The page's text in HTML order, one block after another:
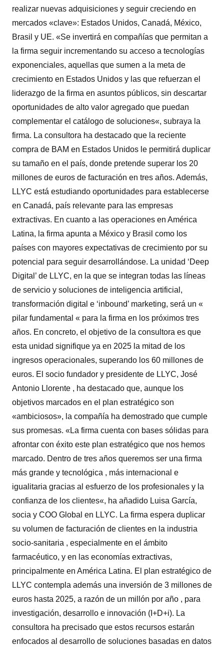
realizar nuevas adquisiciones y seguir creciendo en
mercados «clave»: Estados Unidos, Canadá, México,
Brasil y UE. «Se invertirá en compañías que permitan a
la firma seguir incrementando su acceso a tecnologías
exponenciales, aquellas que sumen a la meta de
crecimiento en Estados Unidos y las que refuerzan el
liderazgo de la firma en asuntos públicos, sin descartar
oportunidades de alto valor agregado que puedan
complementar el catálogo de soluciones«, subraya la
firma. La consultora ha destacado que la reciente
compra de BAM en Estados Unidos le permitirá duplicar
su tamaño en el país, donde pretende superar los 20
millones de euros de facturación en tres años. Además,
LLYC está estudiando oportunidades para establecerse
en Canadá, país relevante para las empresas
extractivas. En cuanto a las operaciones en América
Latina, la firma apunta a México y Brasil como los
países con mayores expectativas de crecimiento por su
potencial para seguir desarrollándose. La unidad ‘Deep
Digital’ de LLYC, en la que se integran todas las líneas
de servicio y soluciones de inteligencia artificial,
transformación digital e ‘inbound’ marketing, será un «
pilar fundamental « para la firma en los próximos tres
años. En concreto, el objetivo de la consultora es que
esta unidad signifique ya en 2025 la mitad de los
ingresos operacionales, superando los 60 millones de
euros. El socio fundador y presidente de LLYC, José
Antonio Llorente , ha destacado que, aunque los
objetivos marcados en el plan estratégico son
«ambiciosos», la compañía ha demostrado que cumple
sus promesas. «La firma cuenta con bases sólidas para
afrontar con éxito este plan estratégico que nos hemos
marcado. Dentro de tres años queremos ser una firma
más grande y tecnológica , más internacional e
igualitaria gracias al esfuerzo de los profesionales y la
confianza de los clientes«, ha añadido Luisa García,
socia y COO Global en LLYC. La firma espera duplicar
su volumen de facturación de clientes en la industria
socio-sanitaria , especialmente en el ámbito
farmacéutico, y en las economías extractivas,
principalmente en América Latina. El plan estratégico de
LLYC contempla además una inversión de 3 millones de
euros hasta 2025, a razón de un millón por año , para
investigación, desarrollo e innovación (I+D+i). La
consultora ha precisado que estos recursos estarán
enfocados al desarrollo de soluciones basadas en datos